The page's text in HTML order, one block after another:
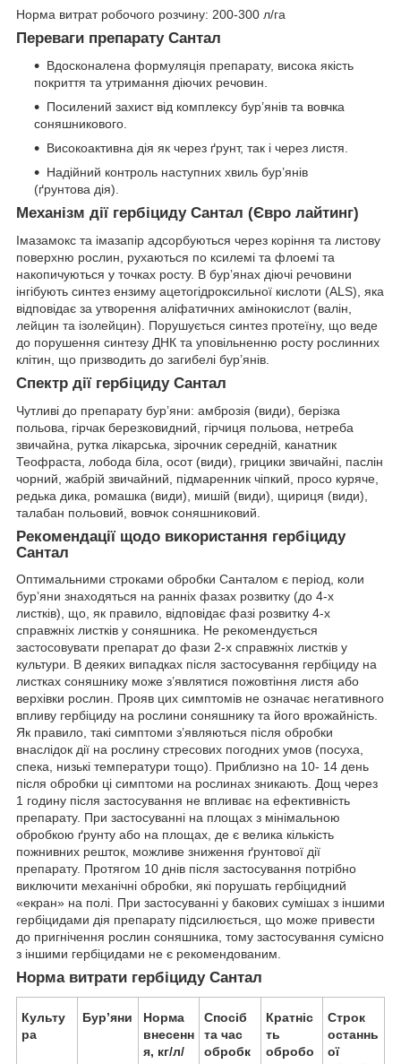
Норма витрат робочого розчину: 200-300 л/га
Переваги препарату Сантал
Вдосконалена формуляція препарату, висока якість
покриття та утримання діючих речовин.
Посилений захист від комплексу бур’янів та вовчка
соняшникового.
Високоактивна дія як через ґрунт, так і через листя.
Надійний контроль наступних хвиль бур’янів
(ґрунтова дія).
Механізм дії гербіциду Сантал (Євро лайтинг)
Імазамокс та імазапір адсорбуються через коріння та листову
поверхню рослин, рухаються по ксилемі та флоемі та
накопичуються у точках росту. В бур’янах діючі речовини
інгібують синтез ензиму ацетогідроксильної кислоти (ALS), яка
відповідає за утворення аліфатичних амінокислот (валін,
лейцин та ізолейцин). Порушується синтез протеїну, що веде
до порушення синтезу ДНК та уповільненню росту рослинних
клітин, що призводить до загибелі бур’янів.
Спектр дії гербіциду Сантал
Чутливі до препарату бур’яни: амброзія (види), берізка
польова, гірчак березковидний, гірчиця польова, нетреба
звичайна, рутка лікарська, зірочник середній, канатник
Теофраста, лобода біла, осот (види), грицики звичайні, паслін
чорний, жабрій звичайний, підмаренник чіпкий, просо куряче,
редька дика, ромашка (види), мишій (види), щириця (види),
талабан польовий, вовчок соняшниковий.
Рекомендації щодо використання гербіциду
Сантал
Оптимальними строками обробки Санталом є період, коли
бур’яни знаходяться на ранніх фазах розвитку (до 4-х
листків), що, як правило, відповідає фазі розвитку 4-х
справжніх листків у соняшника. Не рекомендується
застосовувати препарат до фази 2-х справжніх листків у
культури. В деяких випадках після застосування гербіциду на
листках соняшнику може з’являтися пожовтіння листя або
верхівки рослин. Прояв цих симптомів не означає негативного
впливу гербіциду на рослини соняшнику та його врожайність.
Як правило, такі симптоми з’являються після обробки
внаслідок дії на рослину стресових погодних умов (посуха,
спека, низькі температури тощо). Приблизно на 10- 14 день
після обробки ці симптоми на рослинах зникають. Дощ через
1 годину після застосування не впливає на ефективність
препарату. При застосуванні на площах з мінімальною
обробкою ґрунту або на площах, де є велика кількість
пожнивних решток, можливе зниження ґрунтової дії
препарату. Протягом 10 днів після застосування потрібно
виключити механічні обробки, які порушать гербіцидний
«екран» на полі. При застосуванні у бакових сумішах з іншими
гербіцидами дія препарату підсилюється, що може привести
до пригнічення рослин соняшника, тому застосування сумісно
з іншими гербіцидами не є рекомендованим.
Норма витрати гербіциду Сантал
Культу
ра
Бур’яни
Норма
внесенн
я, кг/л/
Спосіб
та час
обробк
Кратніс
ть
обробо
Строк
останнь
ої